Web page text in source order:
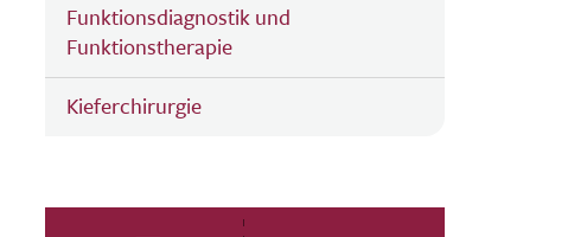
Funktionsdiagnostik und
Funktionstherapie
Kieferchirurgie